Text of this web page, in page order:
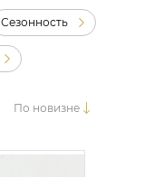
Сезонность
По новизне